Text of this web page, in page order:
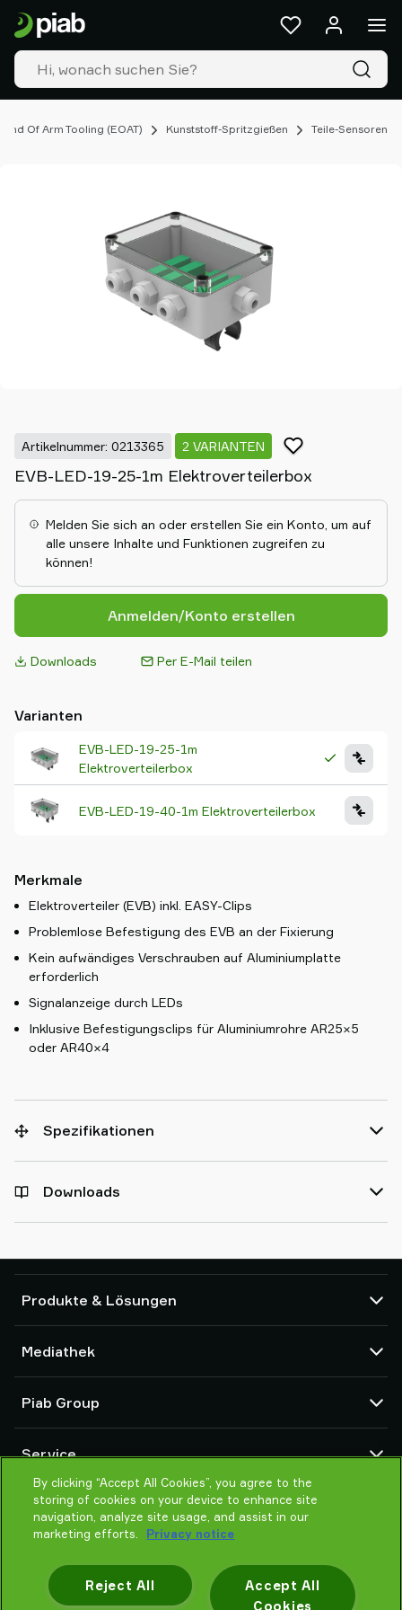
Of Arm Tooling (EOAT) Kunststoff-Spritzgießen Teile-Sensoren
Artikelnummer: 0213365 2 VARIANTEN
EVB-LED-19-25-1m Elektroverteilerbox
Melden Sie sich an oder erstellen Sie ein Konto, um auf
alle unsere Inhalte und Funktionen zugreifen zu
können!
Anmelden/Konto erstellen
Downloads Per E-Mail teilen
Varianten
EVB-LED-19-25-1m
Elektroverteilerbox
EVB-LED-19-40-1m Elektroverteilerbox
Merkmale
Elektroverteiler (EVB) inkl. EASY-Clips
Problemlose Befestigung des EVB an der Fixierung
Kein aufwändiges Verschrauben auf Aluminiumplatte
erforderlich
Signalanzeige durch LEDs
Inklusive Befestigungsclips für Aluminiumrohre AR25×5
oder AR40×4
Spezifikationen
Downloads
Produkte & Lösungen
Saugnäpfe und Soft-Gripper
Komponenten des Robot End Of Arm Tooling (EOAT)
Roboter- und Cobot-Greiflösungen
System- und Lösungszubehör
Vakuumförderer für Pulver und Schüttgut
Mediathek
Produktkonfigurator
Allgemeine Verkaufsbedingungen
Datenschutzrichtlinie
Piab Group
Globale Organisation
Verhaltenskodex
Neuheiten
Karrieren
Service
Kontakt
Partner Netzwerk
Auswahlhilfe
Produkte
&
Lösungen
Industrien
Unsere
Ressourcen
By clicking “Accept All Cookies”, you agree to the
storing of cookies on your device to enhance site
navigation, analyze site usage, and assist in our
marketing efforts.
Privacy notice
Accept All
Cookies
Reject All